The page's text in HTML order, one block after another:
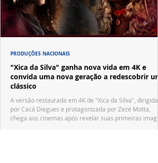
"Xica da Silva" ganha nova vida em 4K e
convida uma nova geração a redescobrir um
clássico
A versão restaurada em 4K de "Xica da Silva", dirigida
por Cacá Diegues e protagonizada por Zezé Motta,
chega aos cinemas após revelar suas primeiras
PRODUÇÕES NACIONAIS